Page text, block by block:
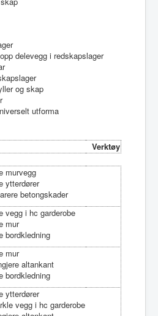
delevegg i redskapslager
og skap
utforma
Verktøy
murvegg
ytterdører
betongskader
vegg i hc garderobe
mur
bordkledning
mur
altankant
bordkledning
ytterdører
vegg i hc garderobe